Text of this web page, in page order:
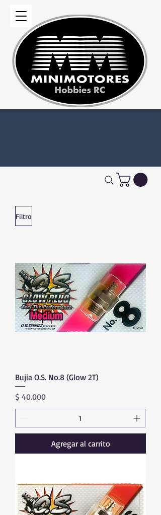
Filtro
Bujia O.S. No.8 (Glow 2T)
Precio
$ 40.000
Agregar al carrito